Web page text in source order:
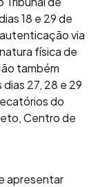
18 e 29 de
via
física de
também
27, 28 e 29
do
Centro de
apresentar